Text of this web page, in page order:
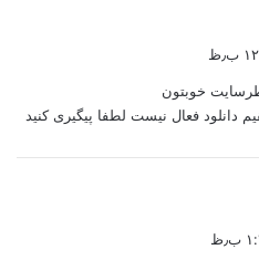
خوبتون
دانلود فعال نیست لطفا پیگیری کنید